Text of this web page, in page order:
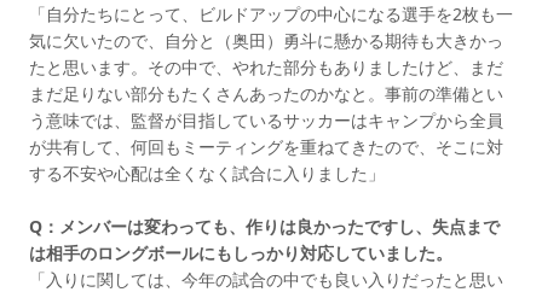
「自分たちにとって、ビルドアップの中心になる選手を2枚も一
気に欠いたので、自分と（奥田）勇斗に懸かる期待も大きかっ
たと思います。その中で、やれた部分もありましたけど、まだ
まだ足りない部分もたくさんあったのかなと。事前の準備とい
う意味では、監督が目指しているサッカーはキャンプから全員
が共有して、何回もミーティングを重ねてきたので、そこに対
する不安や心配は全くなく試合に入りました」
Q：メンバーは変わっても、作りは良かったですし、失点まで
は相手のロングボールにもしっかり対応していました。
「入りに関しては、今年の試合の中でも良い入りだったと思い